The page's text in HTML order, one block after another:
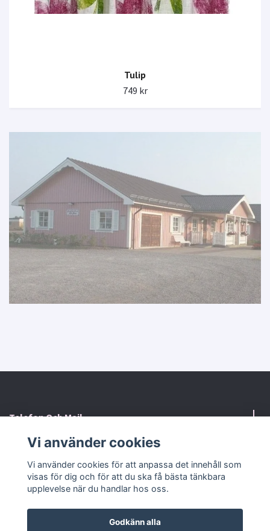
Tulip
749 kr
Telefon Och Mail
Kontaktformulär
Sociala medier
Vi använder cookies
Vi använder cookies för att anpassa det innehåll som
visas för dig och för att du ska få bästa tänkbara
upplevelse när du handlar hos oss.
Godkänn alla